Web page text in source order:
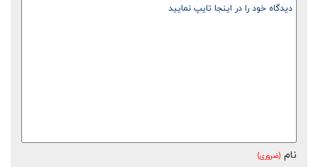
نام (ضروری)